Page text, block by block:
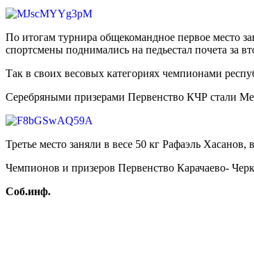
По итогам турнира общекомандное первое место
спортсмены поднимались на педьестал почета за
Так в своих весовых категориях чемпионами
Серебряными призерами Первенство КЧР стали
Третье место заняли в весе 50 кг Рафаэль
Чемпионов и призеров Первенство Карачаево-
Соб.инф.